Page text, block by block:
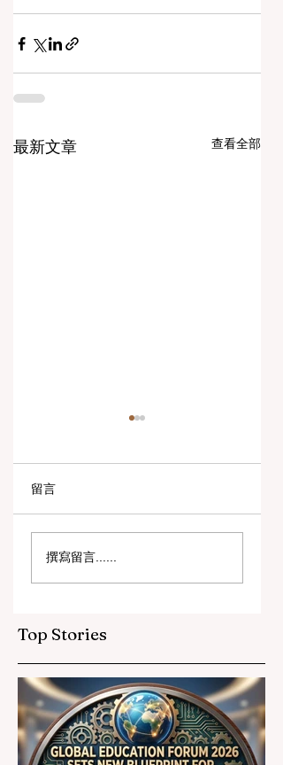
最新文章 查看全部
数字创新与战略合作
伙伴关系提升全球教
育标准
留言
撰寫留言......
Top Stories